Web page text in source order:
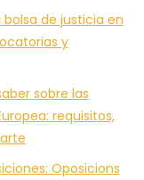
de justicia en
y
sobre las
requisitos,
Oposicions